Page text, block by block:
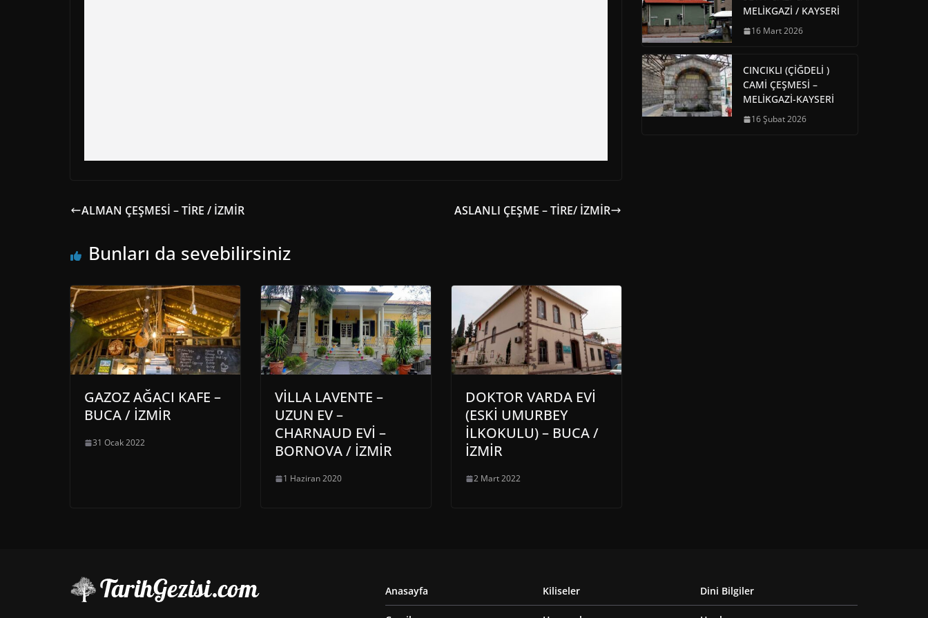
ALMAN ÇEŞMESİ – TİRE / İZMİR ASLANLI ÇEŞME – TİRE/ İZMİR
Bunları da sevebilirsiniz
GAZOZ AĞACI KAFE –
BUCA / İZMİR
31 Ocak 2022
VİLLA LAVENTE –
UZUN EV –
CHARNAUD EVİ –
BORNOVA / İZMİR
1 Haziran 2020
DOKTOR VARDA EVİ
(ESKİ UMURBEY
İLKOKULU) – BUCA /
İZMİR
2 Mart 2022
MELİKGAZİ / KAYSERİ
16 Mart 2026
CINCIKLI (ÇİĞDELİ )
CAMİ ÇEŞMESİ –
MELİKGAZİ-KAYSERİ
16 Şubat 2026
Anasayfa Kiliseler Dini Bilgiler